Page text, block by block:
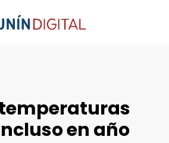
en año